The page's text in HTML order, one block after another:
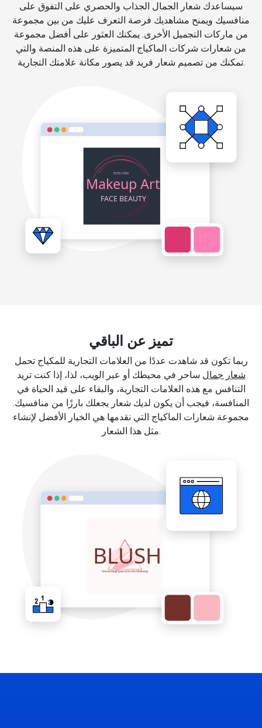
سيساعدك شعار الجمال الجذاب والحصري على التفوق على
منافسيك ويمنح مشاهديك فرصة التعرف عليك من بين مجموعة
من ماركات التجميل الأخرى. يمكنك العثور على أفضل مجموعة
من شعارات شركات الماكياج المتميزة على هذه المنصة والتي
تمكنك من تصميم شعار فريد قد يصور مكانة علامتك التجارية.
تميز عن الباقي
ربما تكون قد شاهدت عددًا من العلامات التجارية للمكياج تحمل
شعار جمال ساحر في محيطك أو عبر الويب، لذا، إذا كنت تريد
التنافس مع هذه العلامات التجارية، والبقاء على قيد الحياة في
المنافسة، فيجب أن يكون لديك شعار يجعلك بارزًا من منافسيك.
مجموعة شعارات الماكياج التي نقدمها هي الخيار الأفضل لإنشاء
مثل هذا الشعار.